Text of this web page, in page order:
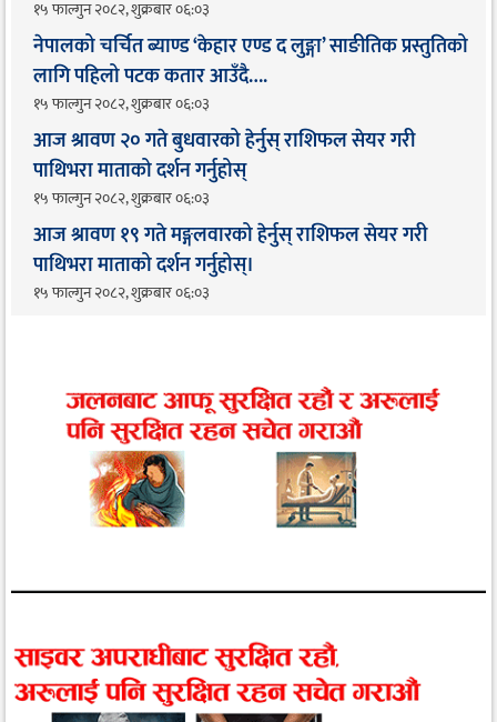
१५ फाल्गुन २०८२, शुक्रबार ०६:०३
नेपालको चर्चित ब्याण्ड ‘केहार एण्ड द लुङ्गा’ साङीतिक प्रस्तुतिको
लागि पहिलो पटक कतार आउँदै…. ​
१५ फाल्गुन २०८२, शुक्रबार ०६:०३
आज श्रावण २० गते बुधवारको हेर्नुस् राशिफल सेयर गरी
पाथिभरा माताको दर्शन गर्नुहोस्
१५ फाल्गुन २०८२, शुक्रबार ०६:०३
आज श्रावण १९ गते मङ्गलवारको हेर्नुस् राशिफल सेयर गरी
पाथिभरा माताको दर्शन गर्नुहोस्।
१५ फाल्गुन २०८२, शुक्रबार ०६:०३